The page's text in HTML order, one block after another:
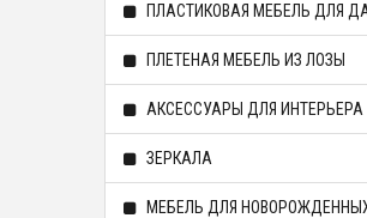
ПЛАСТИКОВАЯ МЕБЕЛЬ ДЛЯ
ПЛЕТЕНАЯ МЕБЕЛЬ ИЗ ЛОЗЫ
АКСЕССУАРЫ ДЛЯ ИНТЕРЬЕРА
ЗЕРКАЛА
МЕБЕЛЬ ДЛЯ